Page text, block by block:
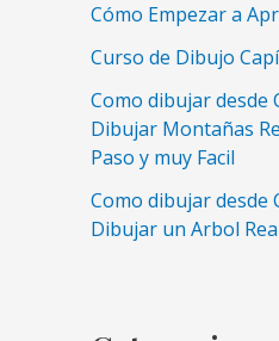
Cómo Empezar a
Curso de Dibujo
Como dibujar desde
Dibujar Montañas
Paso y muy Facil
Como dibujar desde
Dibujar un Arbol